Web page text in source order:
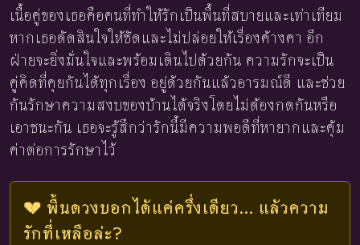
เนื้อคู่ของเธอคือคนที่ทำให้รักเป็นพื้นที่สบายและเท่าเทียม
หากเธอตัดสินใจให้ชัดและไม่ปล่อยให้เรื่องค้างคา อีก
ฝ่ายจะยิ่งมั่นใจและพร้อมเดินไปด้วยกัน ความรักจะเป็น
คู่คิดที่คุยกันได้ทุกเรื่อง อยู่ด้วยกันแล้วอารมณ์ดี และช่วย
กันรักษาความสงบของบ้านได้จริงโดยไม่ต้องกดกันหรือ
เอาชนะกัน เธอจะรู้สึกว่ารักนี้มีความพอดีที่หายากและคุ้ม
ค่าต่อการรักษาไว้
💔 พื้นดวงบอกได้แค่ครึ่งเดียว... แล้วความ
รักที่เหลือล่ะ?